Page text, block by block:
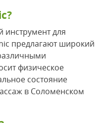
инструмент для
предлагают широкий
физическое
состояние
в Соломенском